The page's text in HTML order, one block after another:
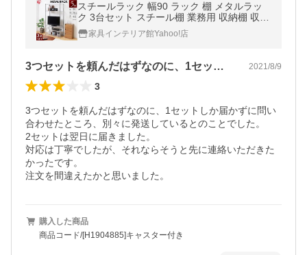
スチールラック 幅90 ラック 棚 メタルラッ
ク 3台セット スチール棚 業務用 収納棚 収納
ラック キャスター付き オープンラック 5段
アイリスオーヤマ 一人暮らし
家具インテリア館Yahoo!店
3つセットを頼んだはずなのに、1セット… 2021/8/9
3
3つセットを頼んだはずなのに、1セットしか届かずに問い
合わせたところ、別々に発送しているとのことでした。
2セットは翌日に届きました。
対応は丁寧でしたが、それならそうと先に連絡いただきた
かったです。
注文を間違えたかと思いました。
購入した商品
商品コード/[H1904885]キャスター付き